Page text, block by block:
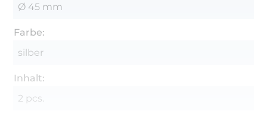
Ø 45 mm
Farbe:
silber
Inhalt:
2 pcs.